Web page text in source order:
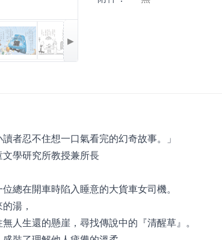
▶
者忍不住想一口氣看完的幻奇故事。」
學研究所教授兼所長
總在開車時陷入睡意的大貨車女司機。
湯，
人生還的懸崖，尋找傳說中的『清醒草』。